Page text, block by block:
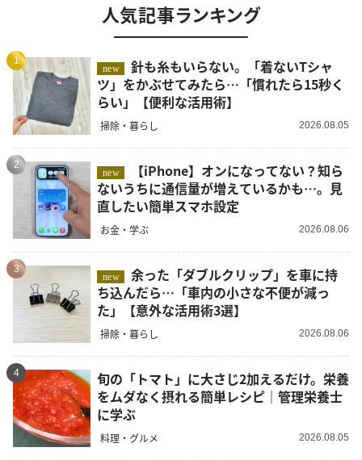
人気記事ランキング
1
new
針も糸もいらない。「着ないTシャ
ツ」をかぶせてみたら…「慣れたら15秒く
らい」【便利な活用術】
掃除・暮らし 2026.08.05
2
new
ないうちに通信量が増えているかも…。見
直したい簡単スマホ設定
お金・学ぶ 2026.08.06
3
new
余った「ダブルクリップ」を車に持
ち込んだら…「車内の小さな不便が減っ
た」【意外な活用術3選】
掃除・暮らし 2026.08.06
4
旬の「トマト」に大さじ2加えるだけ。栄養
をムダなく摂れる簡単レシピ｜管理栄養士
に学ぶ
料理・グルメ 2026.08.05